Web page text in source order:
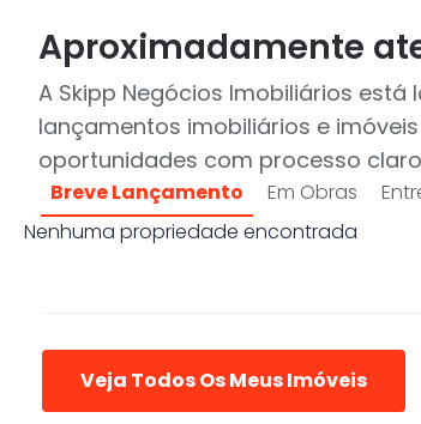
Aproximadamente
A Skipp Negócios Imobiliários
lançamentos imobiliários e
oportunidades com processo
Breve Lançamento Em Obras
Nenhuma propriedade encontrada
Veja Todos Os Meus Imóveis